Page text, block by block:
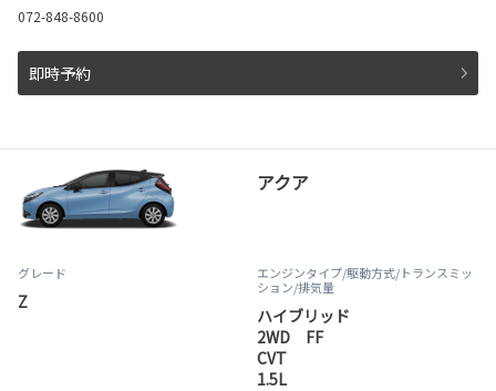
072-848-8600
即時予約
アクア
グレード
Z
エンジンタイプ/駆動方式/トランスミッ
ション/排気量
ハイブリッド
2WD FF
CVT
1.5L